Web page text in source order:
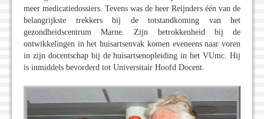
meer medicatiedossiers. Tevens was de heer Reijnders één van de
belangrijkste trekkers bij de totstandkoming van het
gezondheidscentrum Marne. Zijn betrokkenheid bij de
ontwikkelingen in het huisartsenvak komen eveneens naar voren
in zijn docentschap bij de huisartsenopleiding in het VUmc. Hij
is inmiddels bevorderd tot Universitair Hoofd Docent.